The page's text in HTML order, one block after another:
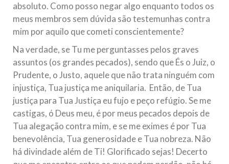
absoluto. Como posso negar algo enquanto todos os
meus membros sem dúvida são testemunhas contra
mim por aquilo que cometi conscientemente?
Na verdade, se Tu me perguntasses pelos graves
assuntos (os grandes pecados), sendo que És o Juiz, o
Prudente, o Justo, aquele que não trata ninguém com
injustiça, Tua justiça me aniquilaria. Então, de Tua
justiça para Tua Justiça eu fujo e peço refúgio. Se me
castigas, ó Deus meu, é por meus pecados depois de
Tua alegação contra mim, e se me eximes é por Tua
benevolência, Tua generosidade e Tua nobreza. Não
há divindade além de Ti! Glorificado sejas! Decerto